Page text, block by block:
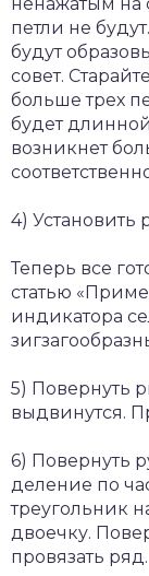
петли не
будут
совет.
больше трех
будет
возникнет
4) Установить
Теперь все
статью
индикатора
5) Повернуть
выдвинутся.
6) Повернуть
деление по
треугольник
двоечку.
провязать ряд.